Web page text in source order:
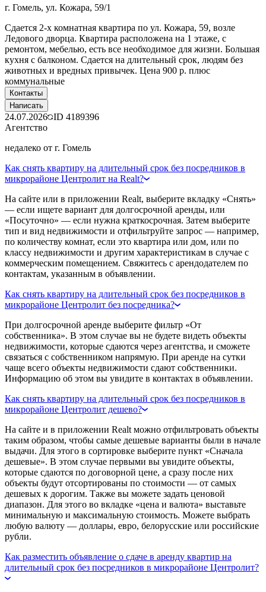
г. Гомель, ул. Кожара, 59/1
Сдается 2-х комнатная квартира по ул. Кожара, 59, возле
Ледового дворца. Квартира расположена на 1 этаже, с
ремонтом, мебелью, есть все необходимое для жизни. Большая
кухня с балконом. Сдается на длительный срок, людям без
животных и вредных привычек. Цена 900 р. плюс
коммунальные
Контакты
Написать
24.07.2026 ID 4189396
Агентство
недалеко от г. Гомель
Как снять квартиру на длительный срок без посредников в
микрорайоне Центролит на Realt?
На сайте или в приложении Realt, выберите вкладку «Снять»
— если ищете вариант для долгосрочной аренды, или
«Посуточно» — если нужна краткосрочная. Затем выберите
тип и вид недвижимости и отфильтруйте запрос — например,
по количеству комнат, если это квартира или дом, или по
классу недвижимости и другим характеристикам в случае с
коммерческим помещением. Свяжитесь с арендодателем по
контактам, указанным в объявлении.
Как снять квартиру на длительный срок без посредников в
микрорайоне Центролит без посредника?
При долгосрочной аренде выберите фильтр «От
собственника». В этом случае вы не будете видеть объекты
недвижимости, которые сдаются через агентства, и сможете
связаться с собственником напрямую. При аренде на сутки
чаще всего объекты недвижимости сдают собственники.
Информацию об этом вы увидите в контактах в объявлении.
Как снять квартиру на длительный срок без посредников в
микрорайоне Центролит дешево?
На сайте и в приложении Realt можно отфильтровать объекты
таким образом, чтобы самые дешевые варианты были в начале
выдачи. Для этого в сортировке выберите пункт «Сначала
дешевые». В этом случае первыми вы увидите объекты,
которые сдаются по договорной цене, а сразу после них
объекты будут отсортированы по стоимости — от самых
дешевых к дорогим. Также вы можете задать ценовой
диапазон. Для этого во вкладке «цена и валюта» выставьте
минимальную и максимальную стоимость. Можете выбрать
любую валюту — доллары, евро, белорусские или российские
рубли.
Как разместить объявление о сдаче в аренду квартир на
длительный срок без посредников в микрорайоне Центролит?